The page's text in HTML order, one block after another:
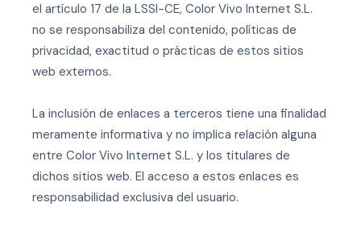
el artículo 17 de la LSSI-CE, Color Vivo Internet S.L.
no se responsabiliza del contenido, políticas de
privacidad, exactitud o prácticas de estos sitios
web externos.
La inclusión de enlaces a terceros tiene una finalidad
meramente informativa y no implica relación alguna
entre Color Vivo Internet S.L. y los titulares de
dichos sitios web. El acceso a estos enlaces es
responsabilidad exclusiva del usuario.